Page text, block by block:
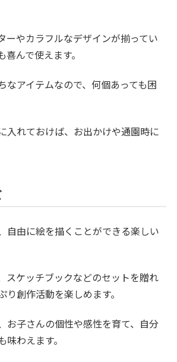
ーやカラフルなデザインが揃ってい
んで使えます。
なアイテムなので、何個あっても困
入れておけば、お出かけや通園時に
自由に絵を描くことができる楽しい
スケッチブックなどのセットを贈れ
り創作活動を楽しめます。
お子さんの個性や感性を育て、自分
わえます。